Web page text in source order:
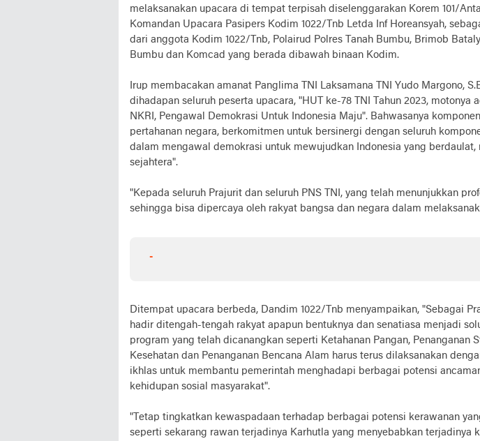
melaksanakan upacara di tempat terpisah diselenggarakan Korem 101/
Komandan Upacara Pasipers Kodim 1022/Tnb Letda Inf Horeansyah,
dari anggota Kodim 1022/Tnb, Polairud Polres Tanah Bumbu, Brimob
Bumbu dan Komcad yang berada dibawah binaan Kodim.
Irup membacakan amanat Panglima TNI Laksamana TNI Yudo Margono,
dihadapan seluruh peserta upacara, "HUT ke-78 TNI Tahun 2023, motonya
NKRI, Pengawal Demokrasi Untuk Indonesia Maju". Bahwasanya
pertahanan negara, berkomitmen untuk bersinergi dengan seluruh
dalam mengawal demokrasi untuk mewujudkan Indonesia yang berdaulat,
sejahtera".
"Kepada seluruh Prajurit dan seluruh PNS TNI, yang telah menunjukkan
sehingga bisa dipercaya oleh rakyat bangsa dan negara dalam
-
Ditempat upacara berbeda, Dandim 1022/Tnb menyampaikan, "Sebagai
hadir ditengah-tengah rakyat apapun bentuknya dan senatiasa menjadi
program yang telah dicanangkan seperti Ketahanan Pangan, Penanganan
Kesehatan dan Penanganan Bencana Alam harus terus dilaksanakan
ikhlas untuk membantu pemerintah menghadapi berbagai potensi
kehidupan sosial masyarakat".
"Tetap tingkatkan kewaspadaan terhadap berbagai potensi kerawanan
seperti sekarang rawan terjadinya Karhutla yang menyebabkan terjadinya